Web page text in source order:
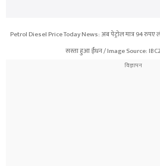
Petrol Diesel Price Today News: अब पेट्रोल मात्र 94 रुपए
सस्ता हुआ ईंधन / Image Source: